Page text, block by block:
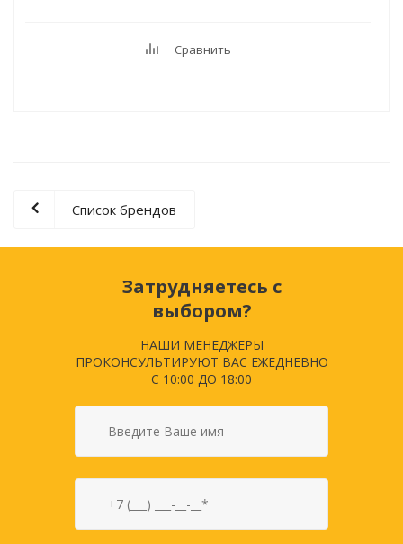
Сравнить
Список брендов
Затрудняетесь с
выбором?
НАШИ МЕНЕДЖЕРЫ
ПРОКОНСУЛЬТИРУЮТ ВАС ЕЖЕДНЕВНО
С 10:00 ДО 18:00